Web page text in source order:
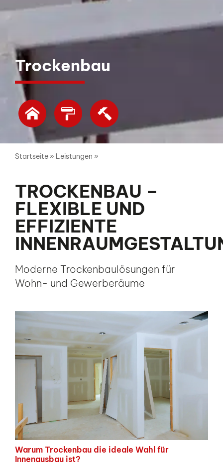
Trockenbau
Startseite» Leistungen »
TROCKENBAU –
FLEXIBLE UND
EFFIZIENTE
Moderne Trockenbaulösungen für
Wohn- und Gewerberäume
Warum Trockenbau die ideale Wahl für
Innenausbau ist?